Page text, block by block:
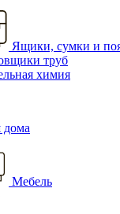
Ящики, сумки и
труб
химия
дома
Мебель